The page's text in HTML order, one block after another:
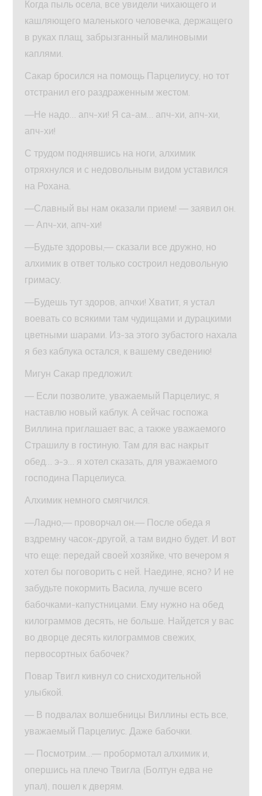
Когда пыль осела, все увидели чихающего и
кашляющего маленького человечка, держащего
в руках плащ, забрызганный малиновыми
каплями.
Сакар бросился на помощь Парцелиусу, но тот
отстранил его раздраженным жестом.
—Не надо… апч-хи! Я са-ам… апч-хи, апч-хи,
апч-хи!
С трудом поднявшись на ноги, алхимик
отряхнулся и с недовольным видом уставился
на Рохана.
—Славный вы нам оказали прием! — заявил он.
— Апч-хи, апч-хи!
—Будьте здоровы,— сказали все дружно, но
алхимик в ответ только состроил недовольную
гримасу.
—Будешь тут здоров, апчхи! Хватит, я устал
воевать со всякими там чудищами и дурацкими
цветными шарами. Из-за этого зубастого нахала
я без каблука остался, к вашему сведению!
Мигун Сакар предложил:
— Если позволите, уважаемый Парцелиус, я
наставлю новый каблук. А сейчас госпожа
Виллина приглашает вас, а также уважаемого
Страшилу в гостиную. Там для вас накрыт
обед… э-э… я хотел сказать, для уважаемого
господина Парцелиуса.
Алхимик немного смягчился.
—Ладно,— проворчал он.— После обеда я
вздремну часок-другой, а там видно будет. И вот
что еще: передай своей хозяйке, что вечером я
хотел бы поговорить с ней. Наедине, ясно? И не
забудьте покормить Васила, лучше всего
бабочками-капустницами. Ему нужно на обед
килограммов десять, не больше. Найдется у вас
во дворце десять килограммов свежих,
первосортных бабочек?
Повар Твигл кивнул со снисходительной
улыбкой.
— В подвалах волшебницы Виллины есть все,
уважаемый Парцелиус. Даже бабочки.
— Посмотрим…— пробормотал алхимик и,
опершись на плечо Твигла (Болтун едва не
упал), пошел к дверям.